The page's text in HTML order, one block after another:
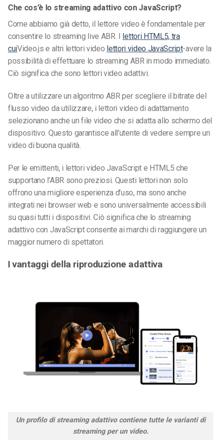
Che cos’è lo streaming adattivo con JavaScript?
Come abbiamo già detto, il lettore video è fondamentale per
consentire lo streaming live ABR. I
lettori HTML5, tra
cuiVideo.js e altri lettori video lettori video JavaScript-avere la
possibilità di effettuare lo streaming ABR in modo immediato.
Ciò significa che sono lettori video adattivi.
Oltre a utilizzare un algoritmo ABR per scegliere il bitrate del
flusso video da utilizzare, i lettori video di adattamento
selezionano anche un file video che si adatta allo schermo del
dispositivo. Questo garantisce all’utente di vedere sempre un
video di buona qualità.
Per le emittenti, i lettori video JavaScript e HTML5 che
supportano l’ABR sono preziosi. Questi lettori non solo
offrono una migliore esperienza d’uso, ma sono anche
integrati nei browser web e sono universalmente accessibili
su quasi tutti i dispositivi. Ciò significa che lo streaming
adattivo con JavaScript consente ai marchi di raggiungere un
maggior numero di spettatori.
I vantaggi della riproduzione adattiva
Un profilo di streaming adattivo contiene tutte le varianti di
streaming per un video.